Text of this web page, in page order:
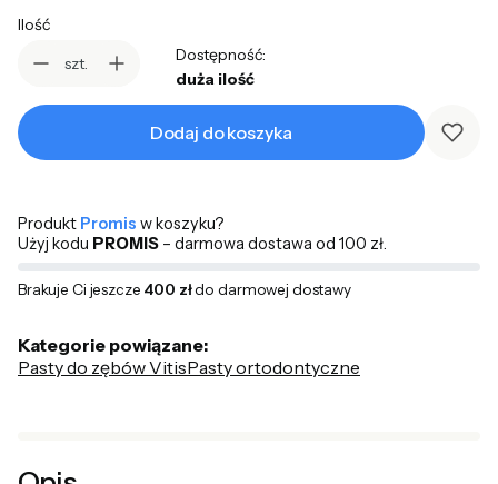
Ilość
szt.
Dostępność:
duża ilość
Dodaj do koszyka
Produkt Promis w koszyku?
Użyj kodu PROMIS – darmowa dostawa od 100 zł.
Brakuje Ci jeszcze 400 złdo darmowej dostawy
Kategorie powiązane:
Pasty do zębów VitisPasty ortodontyczne